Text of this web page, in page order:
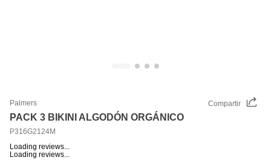
Palmers Compartir
PACK 3 BIKINI ALGODÓN ORGÁNICO
P316G2124M
Loading reviews...
Loading reviews...